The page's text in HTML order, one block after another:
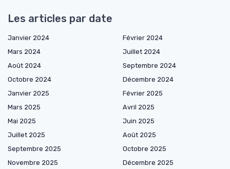
Les articles par date
Janvier 2024
Février 2024
Mars 2024
Juillet 2024
Août 2024
Septembre 2024
Octobre 2024
Décembre 2024
Janvier 2025
Février 2025
Mars 2025
Avril 2025
Mai 2025
Juin 2025
Juillet 2025
Août 2025
Septembre 2025
Octobre 2025
Novembre 2025
Décembre 2025